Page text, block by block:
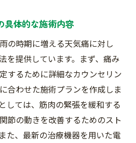
具体的な施術内容
の時期に増える天気痛に対し
を提供しています。まず、痛み
するために詳細なカウンセリン
合わせた施術プランを作成しま
しては、筋肉の緊張を緩和する
節の動きを改善するためのスト
た、最新の治療機器を用いた電